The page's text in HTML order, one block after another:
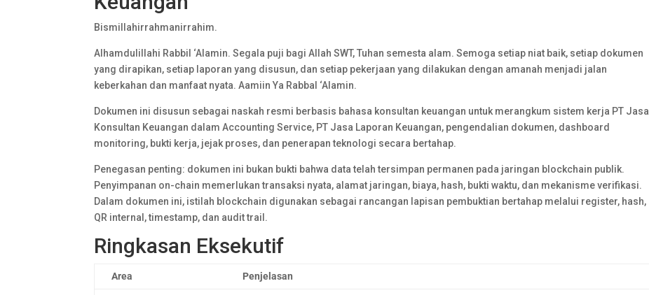
Bismillahirrahmanirrahim.
Alhamdulillahi Rabbil ‘Alamin. Segala puji bagi Allah SWT, Tuhan semesta alam. Semoga setiap niat baik, setiap dokumen
yang dirapikan, setiap laporan yang disusun, dan setiap pekerjaan yang dilakukan dengan amanah menjadi jalan
keberkahan dan manfaat nyata. Aamiin Ya Rabbal ‘Alamin.
Dokumen ini disusun sebagai naskah resmi berbasis bahasa konsultan keuangan untuk merangkum sistem kerja PT Jasa
Konsultan Keuangan dalam Accounting Service, PT Jasa Laporan Keuangan, pengendalian dokumen, dashboard
monitoring, bukti kerja, jejak proses, dan penerapan teknologi secara bertahap.
Penegasan penting: dokumen ini bukan bukti bahwa data telah tersimpan permanen pada jaringan blockchain publik.
Penyimpanan on-chain memerlukan transaksi nyata, alamat jaringan, biaya, hash, bukti waktu, dan mekanisme verifikasi.
Dalam dokumen ini, istilah blockchain digunakan sebagai rancangan lapisan pembuktian bertahap melalui register, hash,
QR internal, timestamp, dan audit trail.
Ringkasan Eksekutif
Area Penjelasan